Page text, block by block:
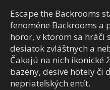
Escape the Backrooms
fenoméne Backrooms a
horor, v ktorom sa hráči
desiatok zvláštnych a
Čakajú na nich ikonické
bazény, desivé hotely či
nepriateľských entít.